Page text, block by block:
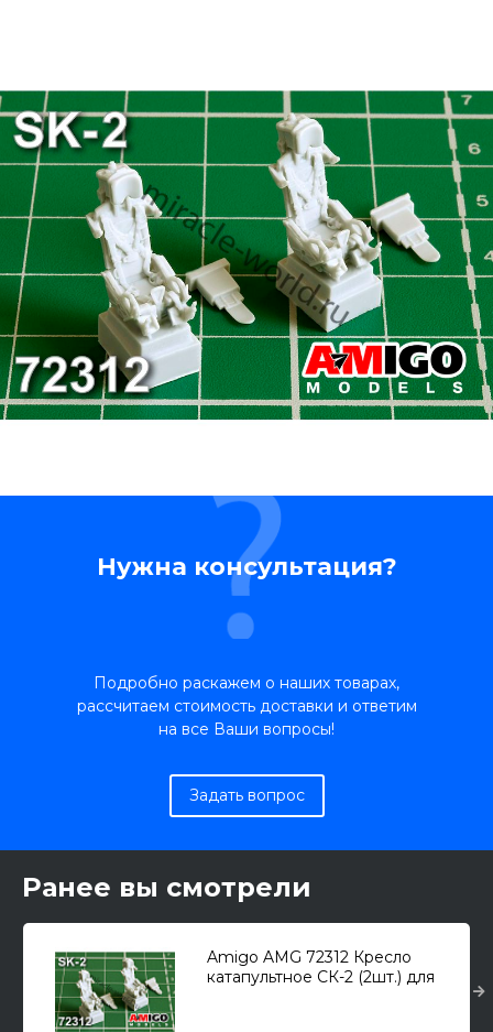
Нужна консультация?
Подробно раскажем о наших товарах,
рассчитаем стоимость доставки и ответим
на все Ваши вопросы!
Задать вопрос
Ранее вы смотрели
Amigo AMG 72312 Кресло
катапультное СК-2 (2шт.) для